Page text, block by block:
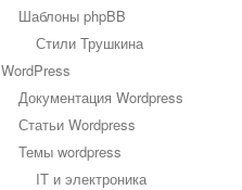
Шаблоны phpBB
Стили Трушкина
WordPress
Документация Wordpress
Статьи Wordpress
Темы wordpress
IT и электроника